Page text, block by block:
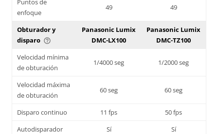
Puntos de
enfoque
49 49
Obturador y
disparo help_outline
Panasonic Lumix
DMC-LX100
Panasonic Lumix
DMC-TZ100
Velocidad mínima
de obturación
1/4000 seg 1/2000 seg
Velocidad máxima
de obturación
60 seg 60 seg
Disparo continuo 11 fps
50 fps
Autodisparador
Sí
Sí